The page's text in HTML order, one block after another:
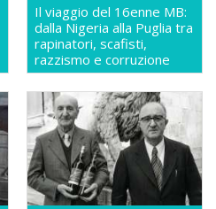
Il viaggio del 16enne MB:
dalla Nigeria alla Puglia tra
rapinatori, scafisti,
razzismo e corruzione